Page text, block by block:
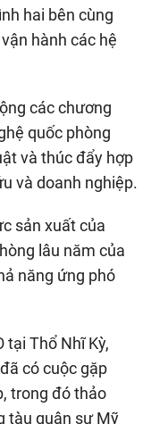
hai bên cùng
hành các hệ
các chương
quốc phòng
và thúc đẩy hợp
và doanh nghiệp.
sản xuất của
lâu năm của
năng ứng phó
tại Thổ Nhĩ Kỳ,
có cuộc gặp
trong đó thảo
tàu quân sự Mỹ